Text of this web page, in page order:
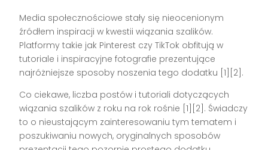
Media społecznościowe stały się nieocenionym
źródłem inspiracji w kwestii wiązania szalików.
Platformy takie jak Pinterest czy TikTok obfitują w
tutoriale i inspiracyjne fotografie prezentujące
najróżniejsze sposoby noszenia tego dodatku [1][2].
Co ciekawe, liczba postów i tutoriali dotyczących
wiązania szalików z roku na rok rośnie [1][2]. Świadczy
to o nieustającym zainteresowaniu tym tematem i
poszukiwaniu nowych, oryginalnych sposobów